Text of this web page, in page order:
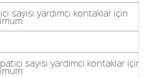
sayısı yardımcı kontaklar için
sayısı yardımcı kontaklar için